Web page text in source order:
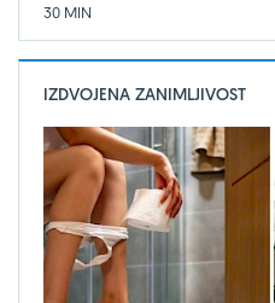
30 MIN
IZDVOJENA ZANIMLJIVOST